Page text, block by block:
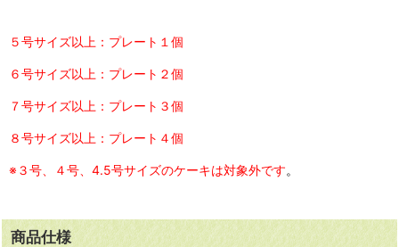
５号サイズ以上：プレート１個
６号サイズ以上：プレート２個
７号サイズ以上：プレート３個
８号サイズ以上：プレート４個
※３号、４号、4.5号サイズのケーキは対象外です。
商品仕様